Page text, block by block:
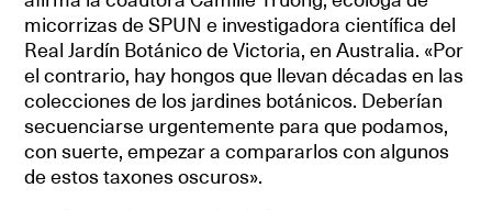
micorrizas de SPUN e investigadora científica del
Real Jardín Botánico de Victoria, en Australia. «Por
el contrario, hay hongos que llevan décadas en las
colecciones de los jardines botánicos. Deberían
secuenciarse urgentemente para que podamos,
con suerte, empezar a compararlos con algunos
de estos taxones oscuros».